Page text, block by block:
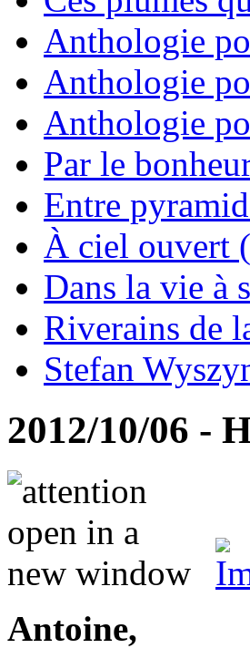
Anthologie
Anthologie
Anthologie
Par le
Entre
À ciel ouvert
Dans la vie à
Riverains de
Stefan
2012/10/06 -
Antoine,